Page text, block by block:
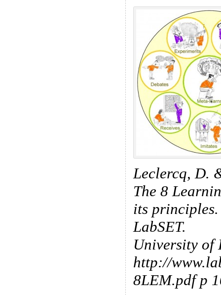
Leclercq, D.
The 8
its principles.
LabSET.
University of
http://
8LEM.pdf p